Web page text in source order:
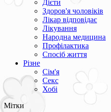
Дієти
Здоров'я чоловіків
Лікар відповідає
Лікування
Народна медицина
Профілактика
Спосіб життя
Різне
Сім'я
Секс
Хобі
Мітки